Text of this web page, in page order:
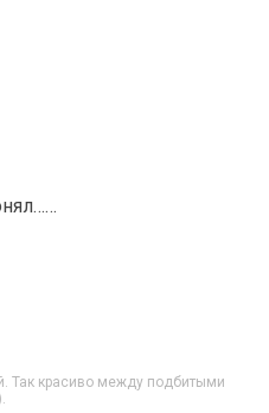
Так красиво между подбитыми